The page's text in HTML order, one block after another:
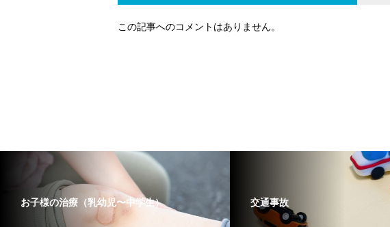
この記事へのコメントはありません。
お子様の治療（乳幼児〜中学生） 交通事故